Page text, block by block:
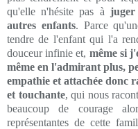
qu'elle n'hésite pas à juger
autres enfants. Parce
tendre de l'enfant qui l'a
douceur infinie et, même si
même en l'admirant plus,
empathie et attachée donc
et touchante, qui nous
beaucoup de courage
représentantes de cette